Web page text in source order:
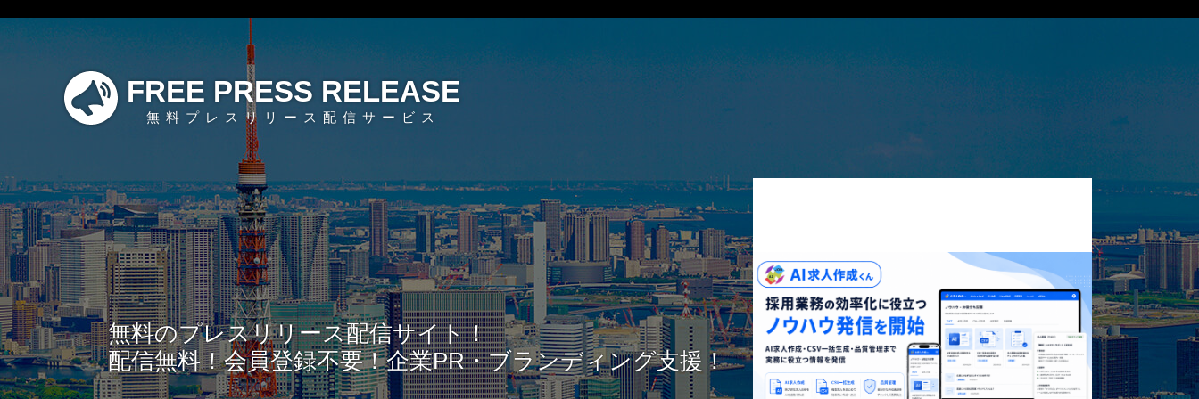
FREE PRESS RELEASE
無料プレスリリース配信サービス
無料のプレスリリース配信サイト！
配信無料！会員登録不要！企業PR・ブランディング支援！